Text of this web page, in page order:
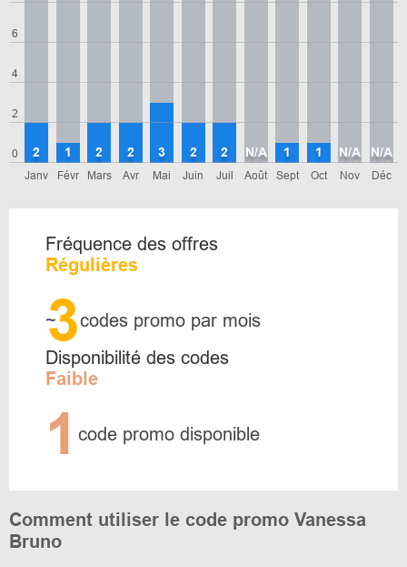
0
2
4
6
Janv
2
Févr
1
Mars
2
Avr
2
Mai
3
Juin
2
Juil
2
Août
N/A
Sept
1
Oct
1
Nov
N/A
Déc
N/A
Fréquence des offres
Régulières
~
3codes promo par mois
Disponibilité des codes
Faible
1 code promo disponible
Comment utiliser le code promo Vanessa
Bruno